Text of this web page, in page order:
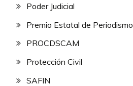
Poder Judicial
Premio Estatal de Periodismo
PROCDSCAM
Protección Civil
SAFIN